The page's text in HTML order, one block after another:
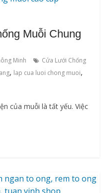
Muỗi Chung
Minh
Cửa Lưới Chống
, lap cua luoi chong muoi,
của muỗi là tất yếu. Việc